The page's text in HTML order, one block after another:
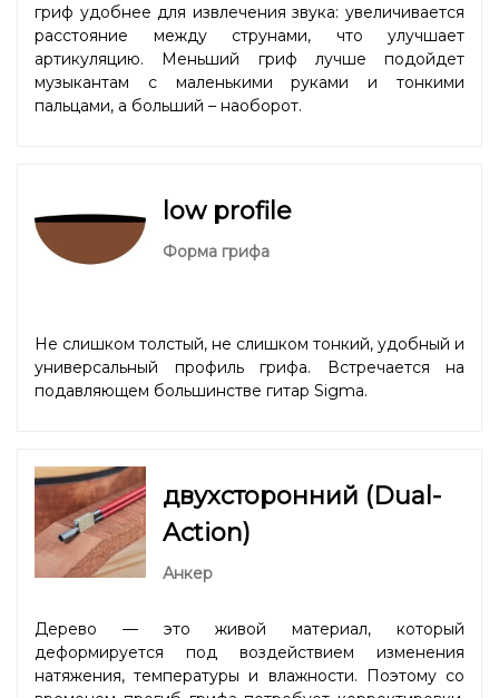
гриф удобнее для извлечения звука: увеличивается
расстояние между струнами, что улучшает
артикуляцию. Меньший гриф лучше подойдет
музыкантам с маленькими руками и тонкими
пальцами, а больший – наоборот.
low profile
Форма грифа
Не слишком толстый, не слишком тонкий, удобный и
универсальный профиль грифа. Встречается на
подавляющем большинстве гитар Sigma.
двухсторонний (Dual-
Action)
Анкер
Дерево — это живой материал, который
деформируется под воздействием изменения
натяжения, температуры и влажности. Поэтому со